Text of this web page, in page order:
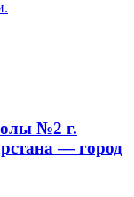
№2 г.
— город